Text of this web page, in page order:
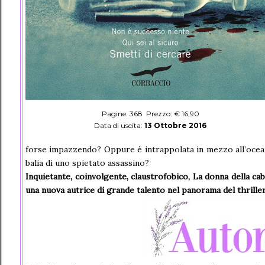
Pagine: 368 Prezzo: € 16,90
Data di uscita: 13 Ottobre 2016
forse impazzendo? Oppure è intrappolata in mezzo
balia di uno spietato assassino?
Inquietante, coinvolgente, claustrofobico, La donna della
una nuova autrice di grande talento nel panorama del